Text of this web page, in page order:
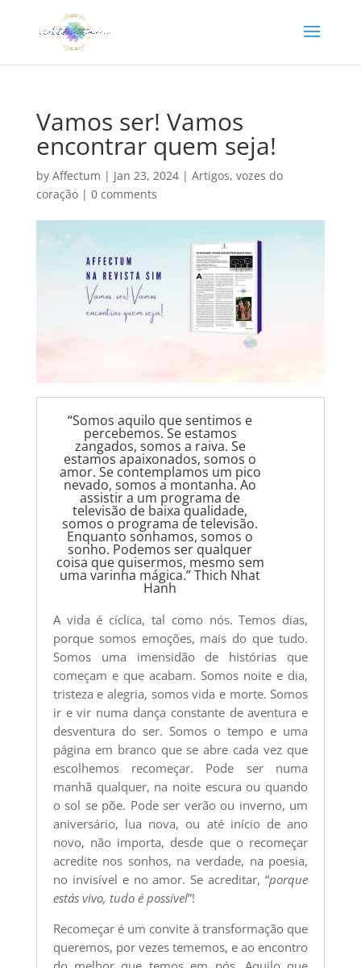
Vamos ser! Vamos
encontrar quem seja!
by Affectum | Jan 23, 2024| Artigos, vozes do
coração| 0 comments
“Somos aquilo que sentimos e
percebemos. Se estamos
zangados, somos a raiva. Se
estamos apaixonados, somos o
amor. Se contemplamos um pico
nevado, somos a montanha. Ao
assistir a um programa de
televisão de baixa qualidade,
somos o programa de televisão.
Enquanto sonhamos, somos o
sonho. Podemos ser qualquer
coisa que quisermos, mesmo sem
uma varinha mágica.” Thich Nhat
Hanh
A vida é cíclica, tal como nós. Temos dias,
porque somos emoções, mais do que tudo.
Somos uma imensidão de histórias que
começam e que acabam. Somos noite e dia,
tristeza e alegria, somos vida e morte. Somos
ir e vir numa dança constante de aventura e
desventura do ser. Somos o tempo e uma
página em branco que se abre cada vez que
escolhemos recomeçar. Pode ser numa
manhã qualquer, na noite escura ou quando
o sol se põe. Pode ser verão ou inverno, um
aniversário, lua nova, ou até início de ano
novo, não importa, desde que o recomeçar
acredite nos sonhos, na verdade, na poesia,
no invisível e no amor. Se acreditar, “porque
estás vivo, tudo é possível”!
Recomeçar é um convite à transformação que
queremos, por vezes tememos, e ao encontro